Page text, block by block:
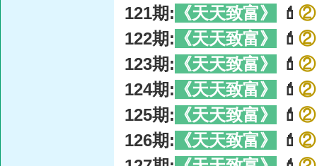
121期: 《天天致富》 💄 ②
122期: 《天天致富》 💄 ②
123期: 《天天致富》 💄 ②
124期: 《天天致富》 💄 ②
125期: 《天天致富》 💄 ②
126期: 《天天致富》 💄 ②